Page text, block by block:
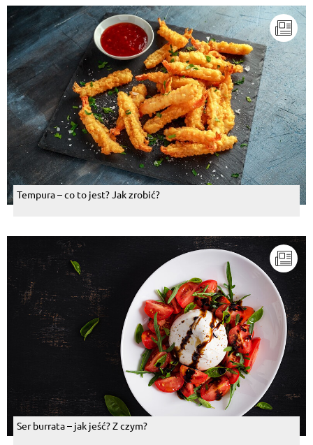
Tempura – co to jest? Jak zrobić?
Ser burrata – jak jeść? Z czym?